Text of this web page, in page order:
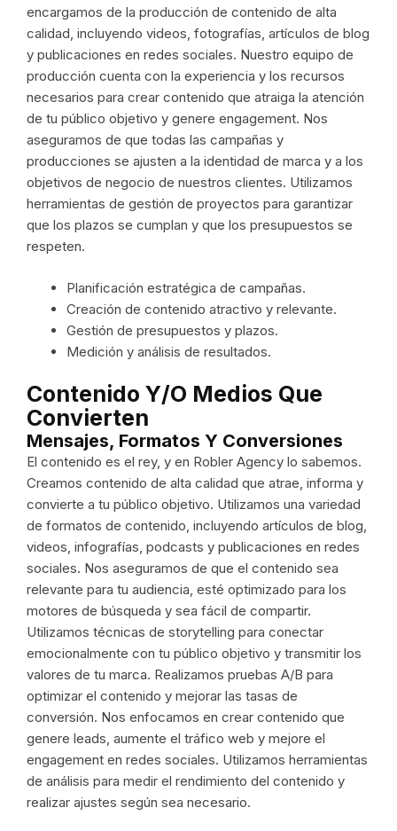
encargamos de la producción de contenido de alta
calidad, incluyendo videos, fotografías, artículos de blog
y publicaciones en redes sociales. Nuestro equipo de
producción cuenta con la experiencia y los recursos
necesarios para crear contenido que atraiga la atención
de tu público objetivo y genere engagement. Nos
aseguramos de que todas las campañas y
producciones se ajusten a la identidad de marca y a los
objetivos de negocio de nuestros clientes. Utilizamos
herramientas de gestión de proyectos para garantizar
que los plazos se cumplan y que los presupuestos se
respeten.
Planificación estratégica de campañas.
Creación de contenido atractivo y relevante.
Gestión de presupuestos y plazos.
Medición y análisis de resultados.
Contenido Y/o Medios Que
Convierten
Mensajes, Formatos Y Conversiones
El contenido es el rey, y en Robler Agency lo sabemos.
Creamos contenido de alta calidad que atrae, informa y
convierte a tu público objetivo. Utilizamos una variedad
de formatos de contenido, incluyendo artículos de blog,
videos, infografías, podcasts y publicaciones en redes
sociales. Nos aseguramos de que el contenido sea
relevante para tu audiencia, esté optimizado para los
motores de búsqueda y sea fácil de compartir.
Utilizamos técnicas de storytelling para conectar
emocionalmente con tu público objetivo y transmitir los
valores de tu marca. Realizamos pruebas A/B para
optimizar el contenido y mejorar las tasas de
conversión. Nos enfocamos en crear contenido que
genere leads, aumente el tráfico web y mejore el
engagement en redes sociales. Utilizamos herramientas
de análisis para medir el rendimiento del contenido y
realizar ajustes según sea necesario.